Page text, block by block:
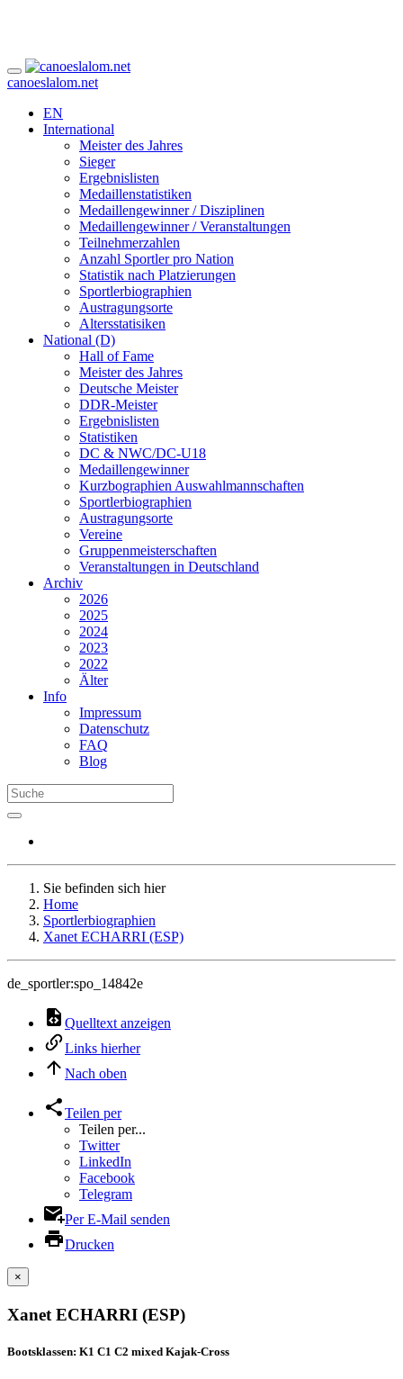
canoeslalom.net
EN
International
Meister des Jahres
Sieger
Ergebnislisten
Medaillenstatistiken
Medaillengewinner / Disziplinen
Medaillengewinner / Veranstaltungen
Teilnehmerzahlen
Anzahl Sportler pro Nation
Statistik nach Platzierungen
Sportlerbiographien
Austragungsorte
Altersstatisiken
National (D)
Hall of Fame
Meister des Jahres
Deutsche Meister
DDR-Meister
Ergebnislisten
Statistiken
DC & NWC/DC-U18
Medaillengewinner
Kurzbographien Auswahlmannschaften
Sportlerbiographien
Austragungsorte
Vereine
Gruppenmeisterschaften
Veranstaltungen in Deutschland
Archiv
2026
2025
2024
2023
2022
Älter
Info
Impressum
Datenschutz
FAQ
Blog
Sie befinden sich hier
Home
Sportlerbiographien
Xanet ECHARRI (ESP)
de_sportler:spo_14842e
Quelltext anzeigen
Links hierher
Nach oben
Teilen per
Teilen per...
Twitter
LinkedIn
Facebook
Telegram
Per E-Mail senden
Drucken
×
Xanet ECHARRI (ESP)
Bootsklassen: K1 C1 C2 mixed Kajak-Cross